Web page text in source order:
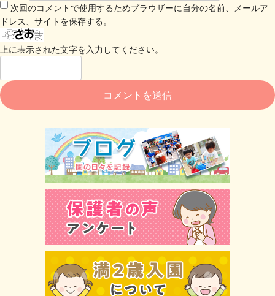
次回のコメントで使用するためブラウザーに自分の名前、メールア
ドレス、サイトを保存する。
上に表示された文字を入力してください。